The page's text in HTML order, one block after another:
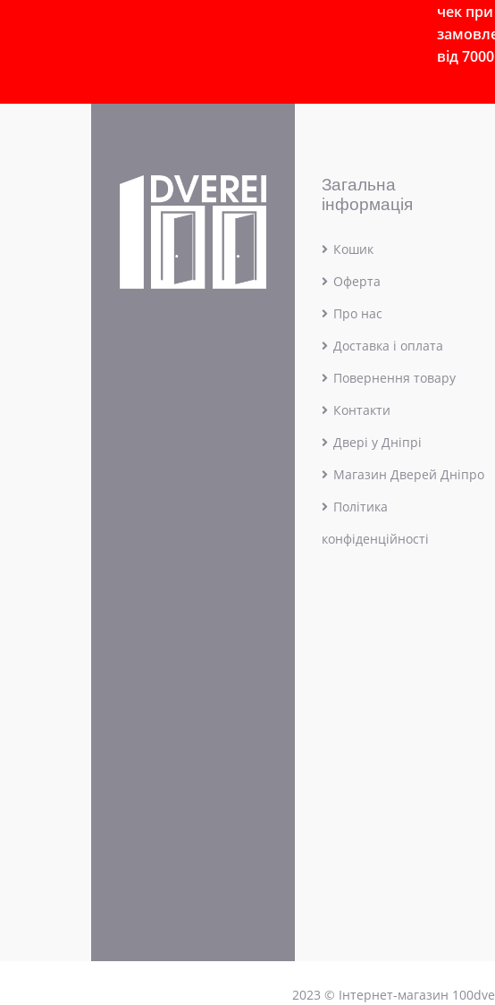
чек при
від
Загальна
інформація
Кошик
Оферта
Про нас
Доставка і оплата
Повернення товару
Контакти
Двері у Дніпрі
Магазин Дверей Дніпро
Політика
конфіденційності
2023 © Інтернет-магазин